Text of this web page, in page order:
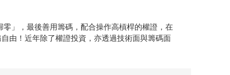
」，最後善用籌碼，配合操作高槓桿的權證，在
由！近年除了權證投資，亦透過技術面與籌碼面